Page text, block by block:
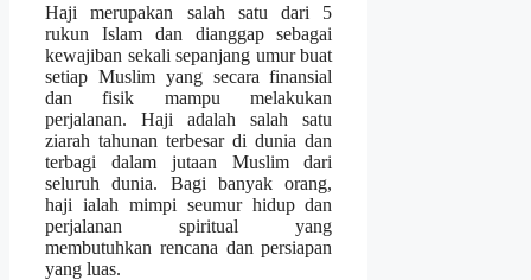
Haji merupakan salah satu dari 5
rukun Islam dan dianggap sebagai
kewajiban sekali sepanjang umur buat
setiap Muslim yang secara finansial
dan fisik mampu melakukan
perjalanan. Haji adalah salah satu
ziarah tahunan terbesar di dunia dan
terbagi dalam jutaan Muslim dari
seluruh dunia. Bagi banyak orang,
haji ialah mimpi seumur hidup dan
perjalanan spiritual yang
membutuhkan rencana dan persiapan
yang luas.